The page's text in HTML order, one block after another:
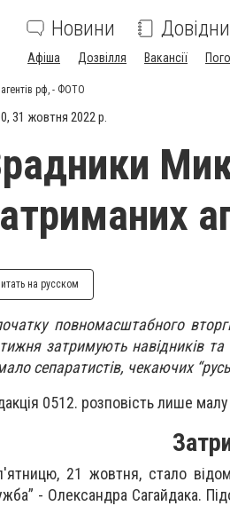
Новини
Афіша Дозвілля Вакансії
рф, - ФОТО
31 жовтня 2022 р.
на русском
повномасштабного
затримують навідників та
сепаратистів, чекаючих
0512. розповість лише
21 жовтня, стало
- Олександра Сагайдака.